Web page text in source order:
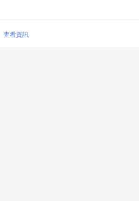
查看資訊